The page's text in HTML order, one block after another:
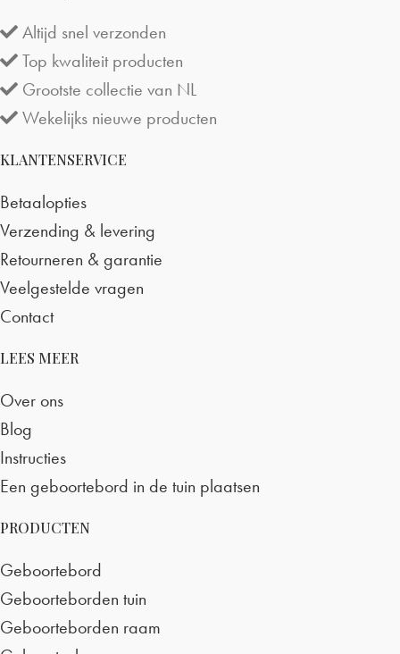
Altijd snel verzonden
Top kwaliteit producten
Grootste collectie van NL
Wekelijks nieuwe producten
KLANTENSERVICE
Betaalopties
Verzending & levering
Retourneren & garantie
Veelgestelde vragen
Contact
LEES MEER
Over ons
Blog
Instructies
Een geboortebord in de tuin plaatsen
PRODUCTEN
Geboortebord
Geboorteborden tuin
Geboorteborden raam